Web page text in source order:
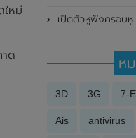
ใหม่
าด
เปิดตัวหูฟังครอบหู
ห
3D 3G 7-
Ais antivirus